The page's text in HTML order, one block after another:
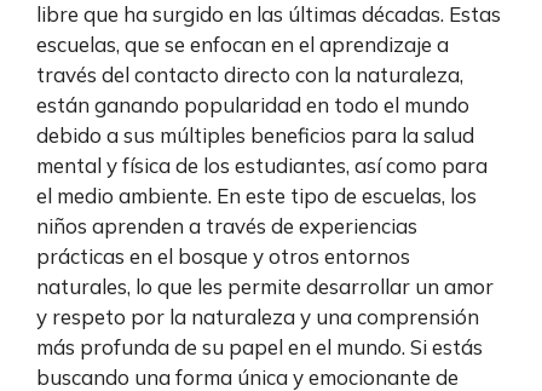
libre que ha surgido en las últimas décadas. Estas
escuelas, que se enfocan en el aprendizaje a
través del contacto directo con la naturaleza,
están ganando popularidad en todo el mundo
debido a sus múltiples beneficios para la salud
mental y física de los estudiantes, así como para
el medio ambiente. En este tipo de escuelas, los
niños aprenden a través de experiencias
prácticas en el bosque y otros entornos
naturales, lo que les permite desarrollar un amor
y respeto por la naturaleza y una comprensión
más profunda de su papel en el mundo. Si estás
buscando una forma única y emocionante de